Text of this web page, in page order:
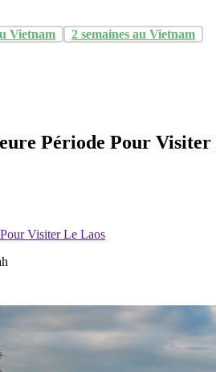
Vietnam 2 semaines au Vietnam
Période Pour Visiter
Visiter Le Laos